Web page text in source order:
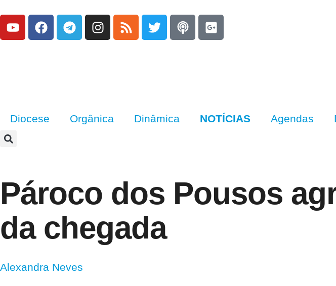
Diocese Orgânica Dinâmica NOTÍCIAS Agendas
Pároco dos Pousos
da chegada
Alexandra Neves